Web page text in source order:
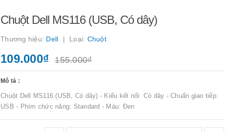
Chuột Dell MS116 (USB, Có dây)
Thương hiệu: Dell Loại: Chuột
109.000₫ 155.000₫
Mô tả :
Chuột Dell MS116 (USB, Có dây) - Kiểu kết nối: Có dây - Chuẩn giao tiếp:
USB - Phím chức năng: Standard - Màu: Đen